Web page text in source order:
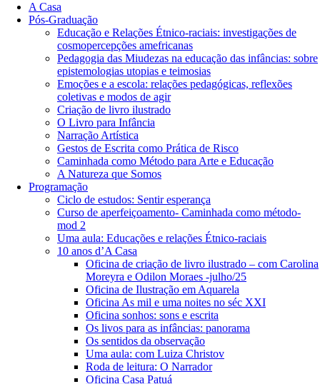
A Casa
Pós-Graduação
Educação e Relações Étnico-raciais: investigações de
cosmopercepções amefricanas
Pedagogia das Miudezas na educação das infâncias: sobre
epistemologias utopias e teimosias
Emoções e a escola: relações pedagógicas, reflexões
coletivas e modos de agir
Criação de livro ilustrado
O Livro para Infância
Narração Artística
Gestos de Escrita como Prática de Risco
Caminhada como Método para Arte e Educação
A Natureza que Somos
Programação
Ciclo de estudos: Sentir esperança
Curso de aperfeiçoamento- Caminhada como método-
mod 2
Uma aula: Educações e relações Étnico-raciais
10 anos d’A Casa
Oficina de criação de livro ilustrado – com Carolina
Moreyra e Odilon Moraes -julho/25
Oficina de Ilustração em Aquarela
Oficina As mil e uma noites no séc XXI
Oficina sonhos: sons e escrita
Os livos para as infâncias: panorama
Os sentidos da observação
Uma aula: com Luiza Christov
Roda de leitura: O Narrador
Oficina Casa Patuá